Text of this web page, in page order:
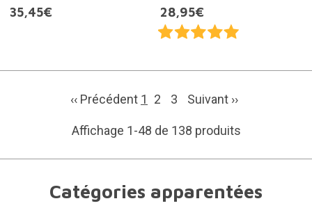
35,45€
28,95€
‹‹ Précédent 1 2 3 Suivant ››
Affichage 1-48 de 138 produits
Catégories apparentées